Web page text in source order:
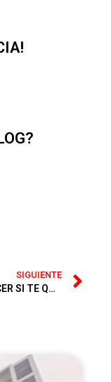
SIGUIENTE
¿QUÉ HACER SI TE QUIEREN COMPRAR TU EMPRESA?